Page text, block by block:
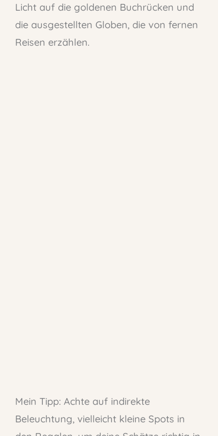
Licht auf die goldenen Buchrücken und
die ausgestellten Globen, die von fernen
Reisen erzählen.
Mein Tipp: Achte auf indirekte
Beleuchtung, vielleicht kleine Spots in